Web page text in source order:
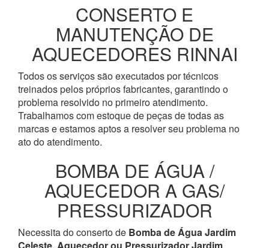
CONSERTO E
MANUTENÇÃO DE
AQUECEDORES RINNAI
Todos os serviços são executados por técnicos
treinados pelos próprios fabricantes, garantindo o
problema resolvido no primeiro atendimento.
Trabalhamos com estoque de peças de todas as
marcas e estamos aptos a resolver seu problema no
ato do atendimento.
BOMBA DE ÁGUA /
AQUECEDOR A GAS/
PRESSURIZADOR
Necessita do conserto de Bomba de ÁguaJardim
Celeste, Aquecedor ou PressurizadorJardim